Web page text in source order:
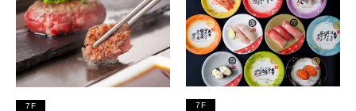
7F 7F